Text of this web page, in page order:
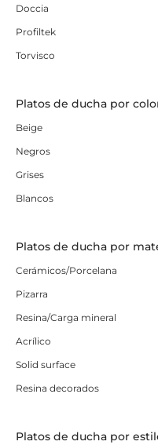
Doccia
Profiltek
Torvisco
Platos de ducha por
Beige
Negros
Grises
Blancos
Platos de ducha por
Cerámicos/Porcelana
Pizarra
Resina/Carga mineral
Acrílico
Solid surface
Resina decorados
Platos de ducha por